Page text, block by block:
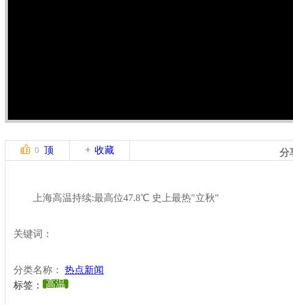
0 顶 收藏 分
上海高温持续:最高位47.8℃ 史上最热"立秋"
关键词：
分类名称： 热点新闻
标签：
高温